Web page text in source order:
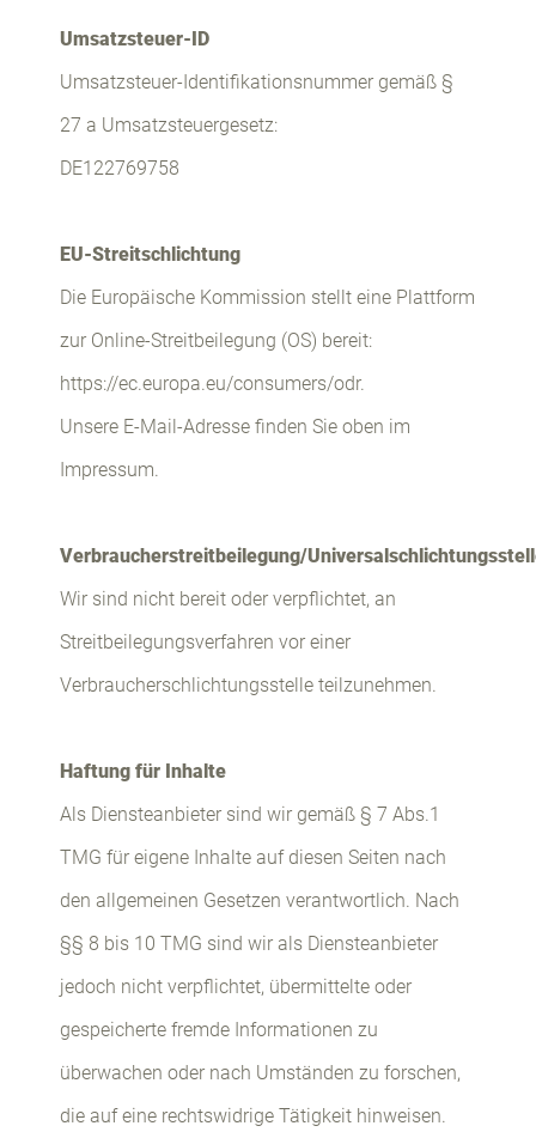
Umsatzsteuer-ID
Umsatzsteuer-Identifikationsnummer gemäß §
27 a Umsatzsteuergesetz:
DE122769758
EU-Streitschlichtung
Die Europäische Kommission stellt eine Plattform
zur Online-Streitbeilegung (OS) bereit:
https://ec.europa.eu/consumers/odr.
Unsere E-Mail-Adresse finden Sie oben im
Impressum.
Verbraucherstreitbeilegung/
Wir sind nicht bereit oder verpflichtet, an
Streitbeilegungsverfahren vor einer
Verbraucherschlichtungsstelle teilzunehmen.
Haftung für Inhalte
Als Diensteanbieter sind wir gemäß § 7 Abs.1
TMG für eigene Inhalte auf diesen Seiten nach
den allgemeinen Gesetzen verantwortlich. Nach
§§ 8 bis 10 TMG sind wir als Diensteanbieter
jedoch nicht verpflichtet, übermittelte oder
gespeicherte fremde Informationen zu
überwachen oder nach Umständen zu forschen,
die auf eine rechtswidrige Tätigkeit hinweisen.